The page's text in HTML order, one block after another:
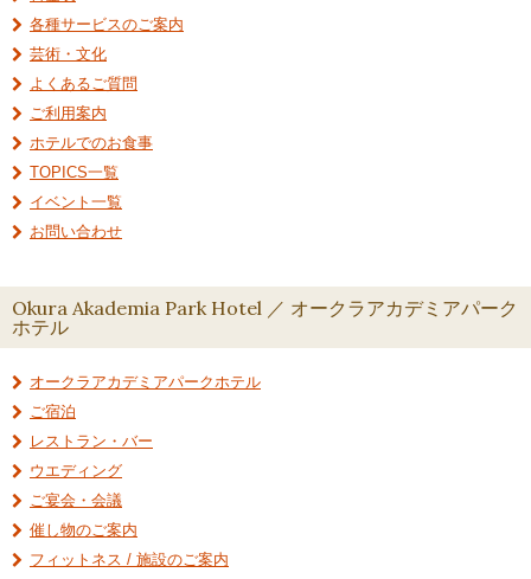
各種サービスのご案内
芸術・文化
よくあるご質問
ご利用案内
ホテルでのお食事
TOPICS一覧
イベント一覧
お問い合わせ
Okura Akademia Park Hotel ／ オークラアカデミアパーク
ホテル
オークラアカデミアパークホテル
ご宿泊
レストラン・バー
ウエディング
ご宴会・会議
催し物のご案内
フィットネス / 施設のご案内